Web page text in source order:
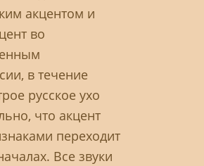
акцентом и
во
в течение
русское ухо
что акцент
переходит
Все звуки